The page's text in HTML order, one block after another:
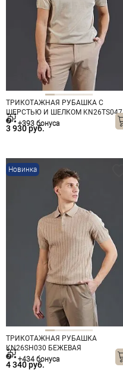
ТРИКОТАЖНАЯ РУБАШКА С
ШЕРСТЬЮ И ШЕЛКОМ KN26TS047
БЕЖЕВАЯ
3 930 руб.
+393 бонуса
Новинка
ТРИКОТАЖНАЯ РУБАШКА
KN26SH030 БЕЖЕВАЯ
4 340 руб.
+434 бонуса